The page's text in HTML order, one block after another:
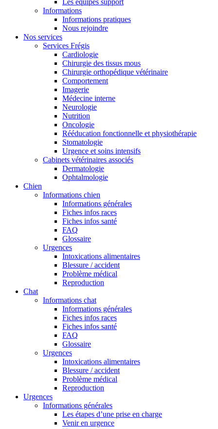
Les équipes support
Informations
Informations pratiques
Nous rejoindre
Nos services
Services Frégis
Cardiologie
Chirurgie des tissus mous
Chirurgie orthopédique vétérinaire
Comportement
Imagerie
Médecine interne
Neurologie
Nutrition
Oncologie
Rééducation fonctionnelle et physiothérapie
Stomatologie
Urgence et soins intensifs
Cabinets vétérinaires associés
Dermatologie
Ophtalmologie
Chien
Informations chien
Informations générales
Fiches infos races
Fiches infos santé
FAQ
Glossaire
Urgences
Intoxications alimentaires
Blessure / accident
Problème médical
Reproduction
Chat
Informations chat
Informations générales
Fiches infos races
Fiches infos santé
FAQ
Glossaire
Urgences
Intoxications alimentaires
Blessure / accident
Problème médical
Reproduction
Urgences
Informations générales
Les étapes d’une prise en charge
Venir en urgence